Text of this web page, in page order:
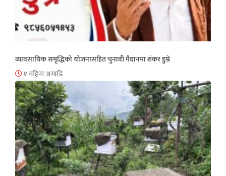
व्यावसायिक समृद्धिको योजनासहित चुनावी मैदानमा शंकर डुम्रे
१ महिना अगाडि